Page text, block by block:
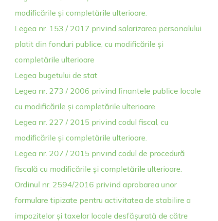
modificările și completările ulterioare.
Legea nr. 153 / 2017 privind salarizarea personalului
platit din fonduri publice, cu modificările și
completările ulterioare
Legea bugetului de stat
Legea nr. 273 / 2006 privind finantele publice locale
cu modificările și completările ulterioare.
Legea nr. 227 / 2015 privind codul fiscal, cu
modificările și completările ulterioare.
Legea nr. 207 / 2015 privind codul de procedură
fiscală cu modificările și completările ulterioare.
Ordinul nr. 2594/2016 privind aprobarea unor
formulare tipizate pentru activitatea de stabilire a
impozitelor și taxelor locale desfășurată de către